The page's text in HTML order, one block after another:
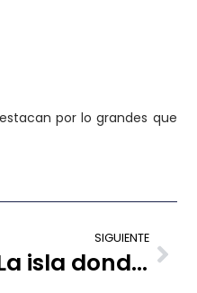
por lo grandes que
SIGUIENTE
La isla donde viven conejos en libertad, Japón